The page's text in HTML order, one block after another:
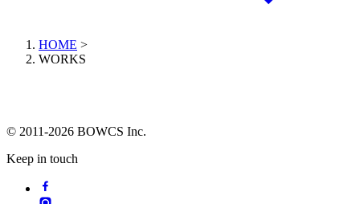
HOME >
WORKS
© 2011-2026 BOWCS Inc.
Keep in touch